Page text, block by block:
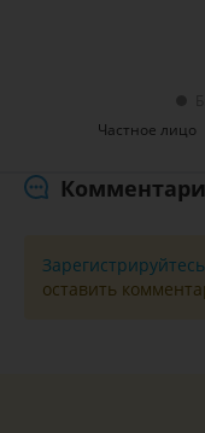
Частное лицо
Зарегистрируйтесь
оставить